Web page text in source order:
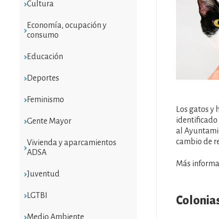
Cultura
Economía, ocupación y
consumo
Educación
Deportes
Feminismo
Gente Mayor
Vivienda y aparcamientos
ADSA
Juventud
LGTBI
Medio Ambiente
Los gatos y
identificado
al
cambio de
Más